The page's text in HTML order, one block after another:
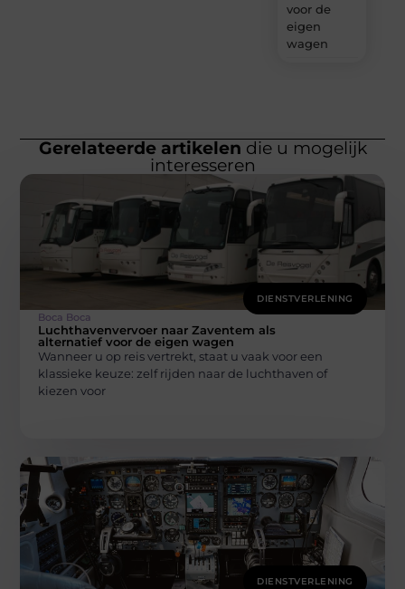
voor de
eigen
wagen
Gerelateerde artikelen die u mogelijk
interesseren
DIENSTVERLENING
Boca Boca
Luchthavenvervoer naar Zaventem als
alternatief voor de eigen wagen
Wanneer u op reis vertrekt, staat u vaak voor een
klassieke keuze: zelf rijden naar de luchthaven of
kiezen voor
DIENSTVERLENING